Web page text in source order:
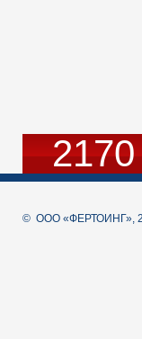
2170
© ООО «ФЕРТОИНГ»,